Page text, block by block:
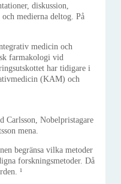
diskussion,
medierna deltog. På
medicin och
farmakologi vid
har tidigare i
(KAM) och
Carlsson, Nobelpristagare
mena.
begränsa vilka metoder
forskningsmetoder. Då
¹